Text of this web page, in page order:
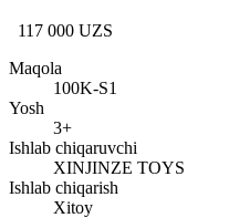
117 000 UZS
Maqola
100K-S1
Yosh
3+
Ishlab chiqaruvchi
XINJINZE TOYS
Ishlab chiqarish
Xitoy